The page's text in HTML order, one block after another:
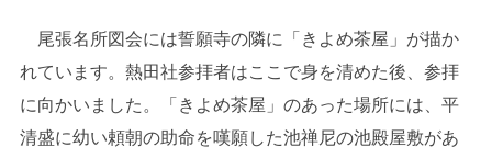
尾張名所図会には誓願寺の隣に「きよめ茶屋」が描か
れています。熱田社参拝者はここで身を清めた後、参拝
に向かいました。「きよめ茶屋」のあった場所には、平
清盛に幼い頼朝の助命を嘆願した池禅尼の池殿屋敷があ